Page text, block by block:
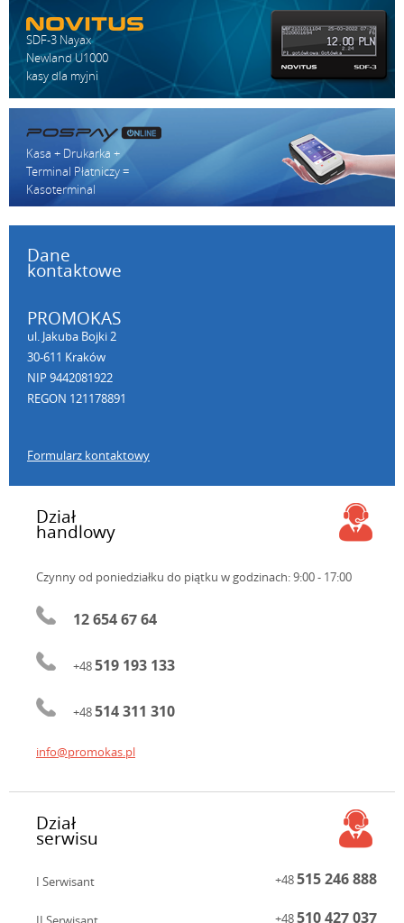
SDF-3 Nayax
Newland U1000
kasy dla myjni
Kasa + Drukarka +
Terminal Płatniczy =
Kasoterminal
Dane
kontaktowe
PROMOKAS
ul. Jakuba Bojki 2
30-611 Kraków
NIP 9442081922
REGON 121178891
Formularz kontaktowy
Dział
handlowy
Czynny od poniedziałku do piątku w godzinach: 9:00 - 17:00
12 654 67 64
+48519 193 133
+48514 311 310
info@promokas.pl
Dział
serwisu
I Serwisant +48515 246 888
+48510 427 037